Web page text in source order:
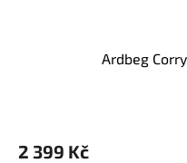
Ardbeg
2 399 Kč